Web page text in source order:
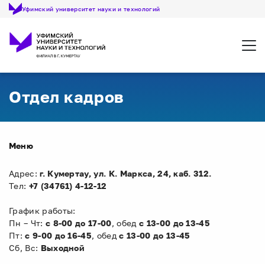
Уфимский университет науки и технологий
Отдел кадров
Меню
Адрес:г. Кумертау, ул. К. Маркса, 24, каб. 312.
Тел: +7 (34761) 4-12-12
График работы:
Пн – Чт: с 8-00 до 17-00, обед с 13-00 до 13-45
Пт:с 9-00 до 16-45, обедс 13-00 до 13-45
Сб, Вс: Выходной